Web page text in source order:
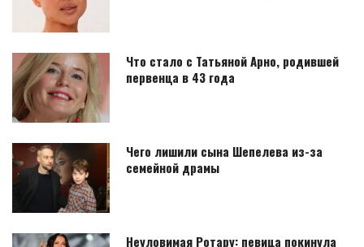
Что стало с Татьяной Арно, родившей
первенца в 43 года
Чего лишили сына Шепелева из-за
семейной драмы
Неуловимая Ротару: певица покинула